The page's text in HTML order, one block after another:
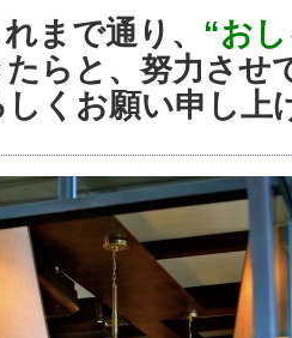
まで通り、 “お
らと、努力させ
くお願い申し上